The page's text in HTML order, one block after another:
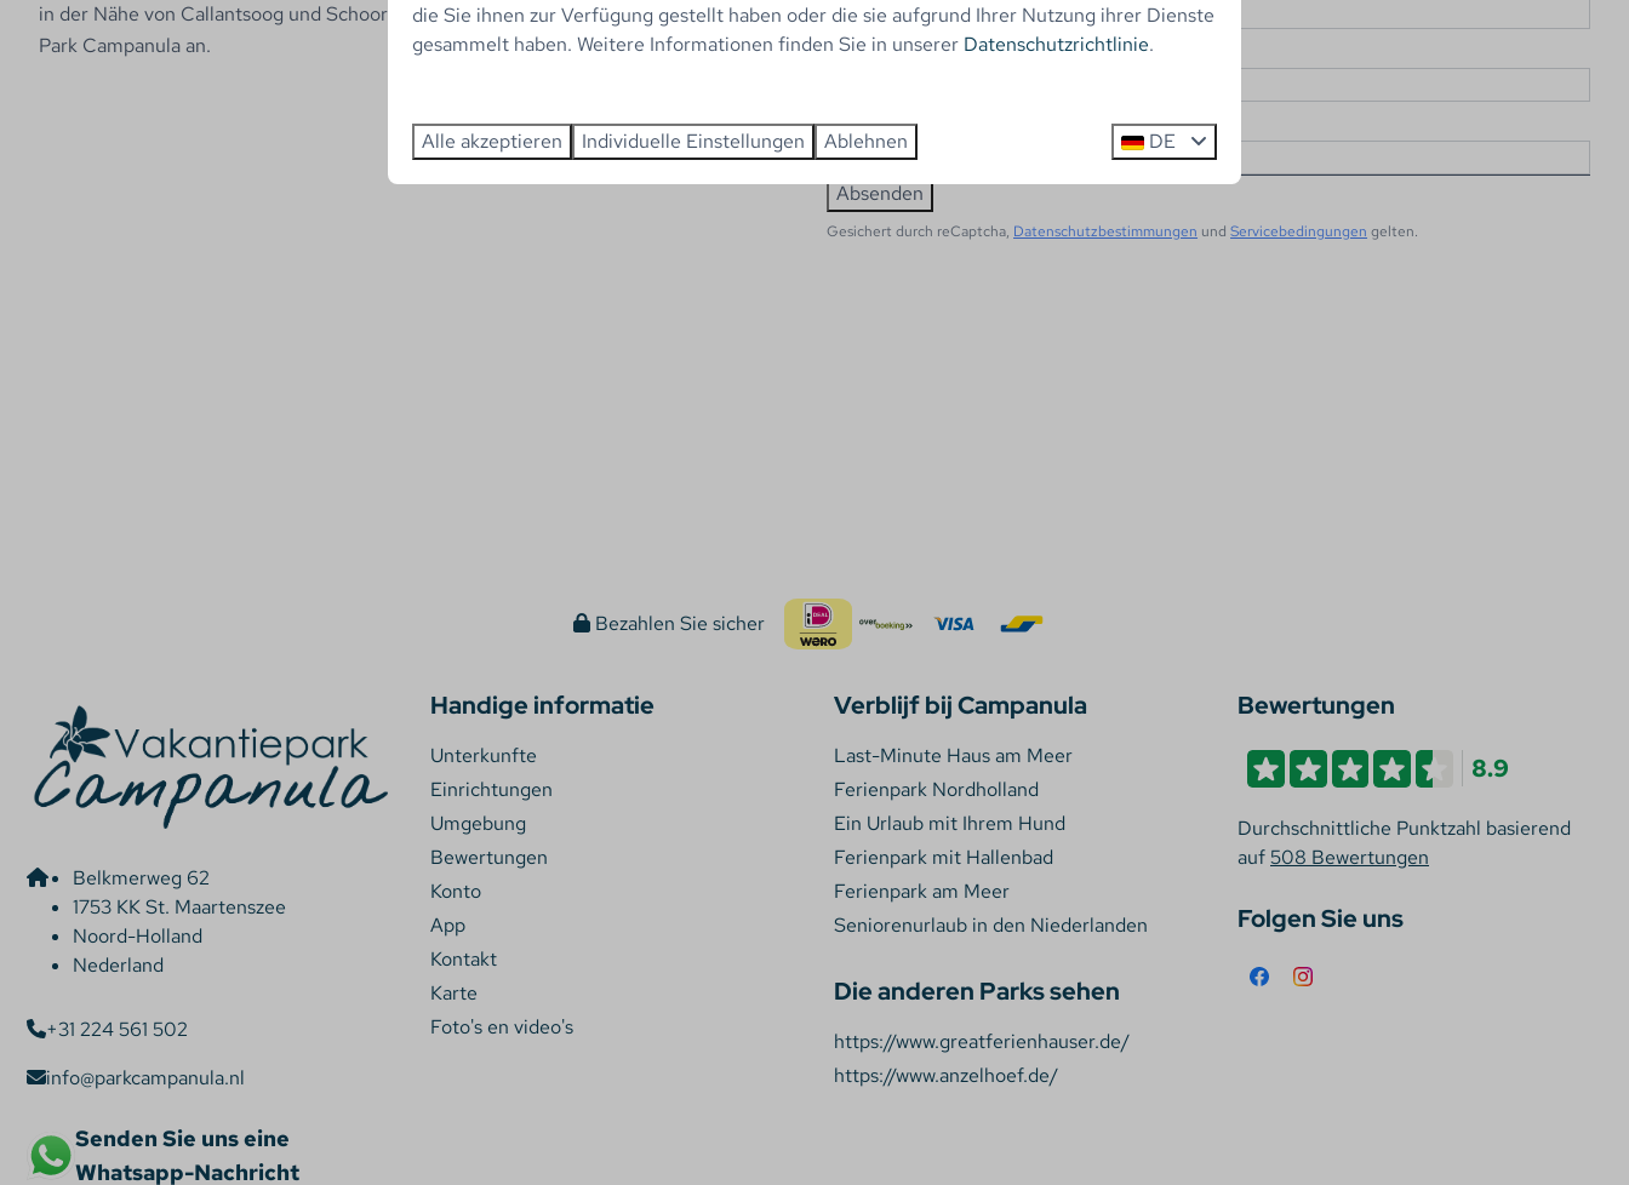
in der Nähe von Callantsoog und Schoorl. Sehen Sie sich unten die kürzeste Route zum
Park Campanula an.
Postleitzahl
Absenden
Gesichert durch reCaptcha, Datenschutzbestimmungen undServicebedingungen gelten.
Bezahlen Sie sicher
Belkmerweg 62
1753 KK St. Maartenszee
Noord-Holland
Nederland
+31 224 561 502
info@parkcampanula.nl
Senden Sie uns eine
Whatsapp-Nachricht
Handige informatie
Unterkunfte
Einrichtungen
Umgebung
Bewertungen
Konto
App
Kontakt
Karte
Foto's en video's
Verblijf bij Campanula
Last-Minute Haus am Meer
Ferienpark Nordholland
Ein Urlaub mit Ihrem Hund
Ferienpark mit Hallenbad
Ferienpark am Meer
Seniorenurlaub in den Niederlanden
Die anderen Parks sehen
https://www.greatferienhauser.de/
https://www.anzelhoef.de/
Bewertungen
8.9
Durchschnittliche Punktzahl basierend
auf508 Bewertungen
Folgen Sie uns
die Sie ihnen zur Verfügung gestellt haben oder die sie aufgrund Ihrer Nutzung ihrer Dienste
gesammelt haben. Weitere Informationen finden Sie in unserer Datenschutzrichtlinie.
Alle akzeptieren Individuelle Einstellungen Ablehnen DE